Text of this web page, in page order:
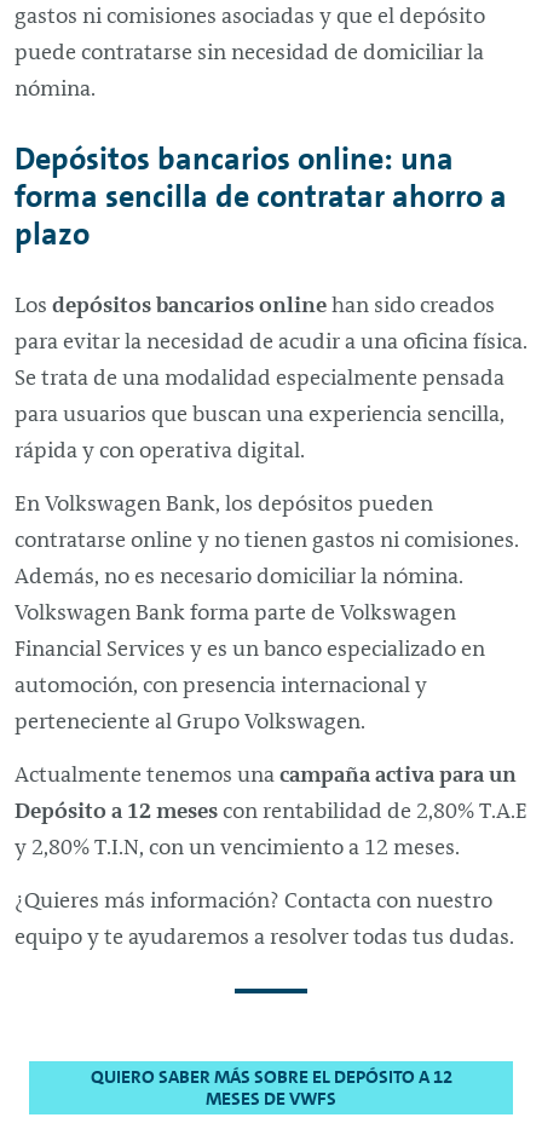
gastos ni comisiones asociadas y que el depósito
puede contratarse sin necesidad de domiciliar la
nómina.
Depósitos bancarios online: una
forma sencilla de contratar ahorro a
plazo
Los depósitos bancariosonlinehan sido creados
para evitar la necesidad de acudir a una oficina física.
Se trata de una modalidad especialmente pensada
para usuarios que buscan una experiencia sencilla,
rápida y con operativa digital.
En Volkswagen Bank, los depósitos pueden
contratarse online y no tienen gastos ni comisiones.
Además, no es necesario domiciliar la nómina.
Volkswagen Bank forma parte de Volkswagen
Financial Services y es un banco especializado en
automoción, con presencia internacional y
perteneciente al Grupo Volkswagen.
Actualmente tenemos unacampaña activa para un
Depósito a 12 mesescon rentabilidad de 2,80% T.A.E
y 2,80% T.I.N, con un vencimiento a 12 meses.
¿Quieres más información? Contacta con nuestro
equipo y te ayudaremos a resolver todas tus dudas.
QUIERO SABER MÁS SOBRE EL DEPÓSITO A 12
MESES DE VWFS